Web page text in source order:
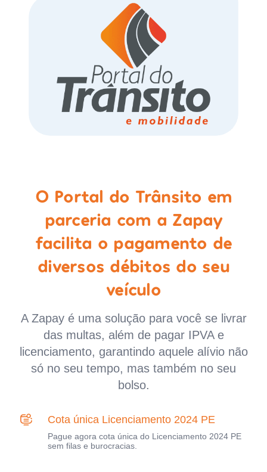
O Portal do Trânsito em
parceria com a Zapay
facilita o pagamento de
diversos débitos do seu
veículo
A Zapay é uma solução para você se livrar
das multas, além de pagar IPVA e
licenciamento, garantindo aquele alívio não
só no seu tempo, mas também no seu
bolso.
Cota única Licenciamento 2024 PE
Pague agora cota única do Licenciamento 2024 PE
sem filas e burocracias.